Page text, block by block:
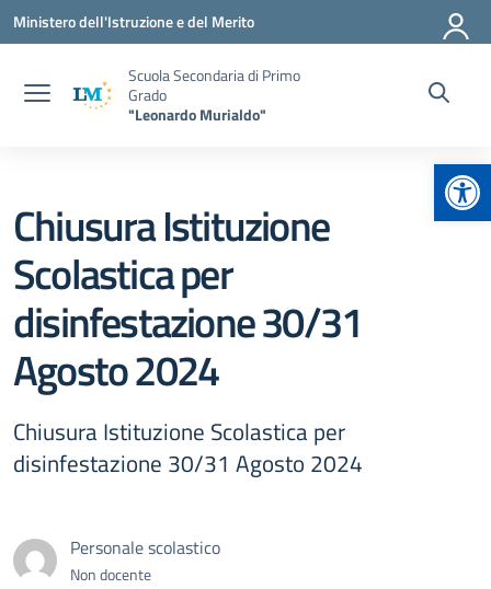
Vai ai contenuti
Vai al menu di navigazione
Vai al footer
Ministero dell'Istruzione e del Merito
Scuola Secondaria di Primo
Grado
"Leonardo Murialdo"
Chiusura Istituzione
Scolastica per
disinfestazione 30/31
Agosto 2024
Chiusura Istituzione Scolastica per
disinfestazione 30/31 Agosto 2024
Personale scolastico
Non docente